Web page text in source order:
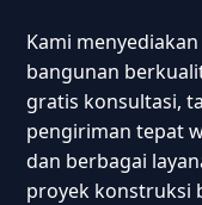
Kami
bangunan
gratis konsultasi,
pengiriman tepat
dan berbagai
proyek konstruksi